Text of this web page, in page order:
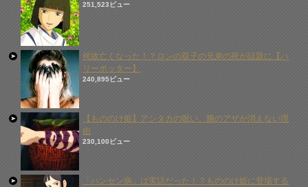
251,523ビュー
何故亡くなった！？ロンの双子の兄弟の死が話題に【ハ
リーポッター】
240,895ビュー
【もののけ姫】アシタカの呪い、腕のアザが消えない理
由
230,100ビュー
「ハンセン病」は実話だった！？もののけ姫に登場する